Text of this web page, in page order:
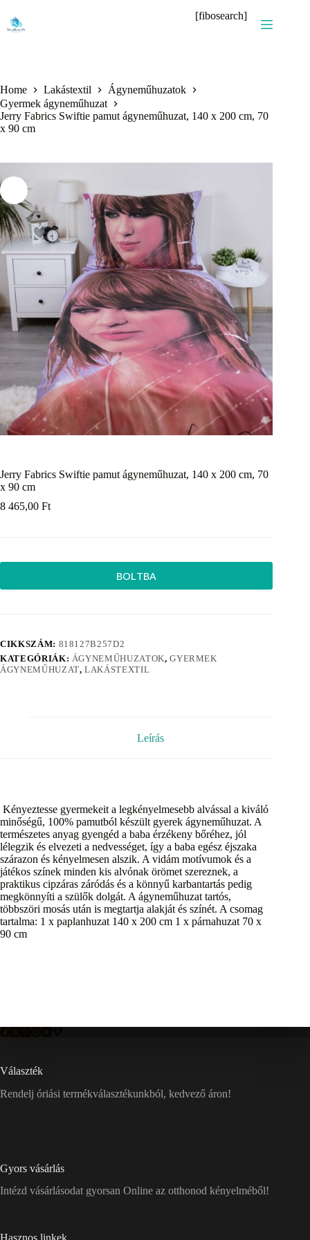
content
[fibosearch]
Home Lakástextil
Ágyneműhuzatok
Gyermek ágyneműhuzat
Jerry Fabrics Swiftie pamut ágyneműhuzat, 140 x 200 cm, 70
x 90 cm
Jerry Fabrics Swiftie pamut ágyneműhuzat, 140 x 200 cm, 70
x 90 cm
8 465,00 Ft
BOLTBA
CIKKSZÁM: 818127B257D2
KATEGÓRIÁK: ÁGYNEMŰHUZATOK,GYERMEK
ÁGYNEMŰHUZAT,LAKÁSTEXTIL
Leírás
Kényeztesse gyermekeit a legkényelmesebb alvással a kiváló
minőségű, 100% pamutból készült gyerek ágyneműhuzat. A
természetes anyag gyengéd a baba érzékeny bőréhez, jól
lélegzik és elvezeti a nedvességet, így a baba egész éjszaka
szárazon és kényelmesen alszik. A vidám motívumok és a
játékos színek minden kis alvónak örömet szereznek, a
praktikus cipzáras záródás és a könnyű karbantartás pedig
megkönnyíti a szülők dolgát. A ágyneműhuzat tartós,
többszöri mosás után is megtartja alakját és színét. A csomag
tartalma: 1 x paplanhuzat 140 x 200 cm 1 x párnahuzat 70 x
90 cm
Választék
Rendelj óriási termékválasztékunkból, kedvező áron!
Gyors vásárlás
Intézd vásárlásodat gyorsan Online az otthonod kényelméből!